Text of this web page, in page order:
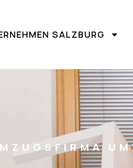
SALZBURG